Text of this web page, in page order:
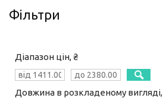
Фільтри
Діапазон цін, ₴
Довжина в розкладеному вигляді,